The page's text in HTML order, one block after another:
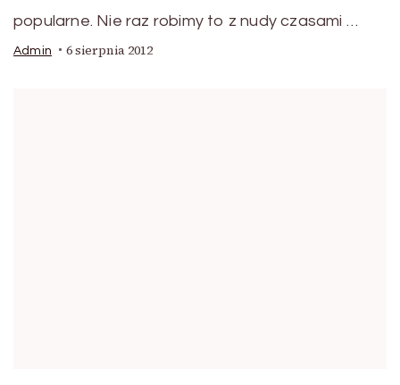
popularne. Nie raz robimy to z nudy czasami …
Admin 6 sierpnia 2012